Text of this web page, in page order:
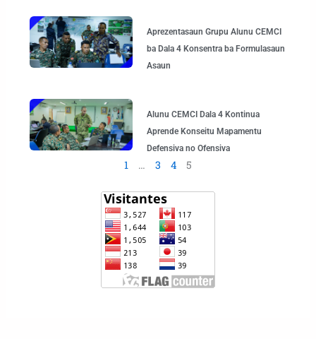
Aprezentasaun Grupu Alunu CEMCI
ba Dala 4 Konsentra ba Formulasaun
Asaun
Alunu CEMCI Dala 4 Kontinua
Aprende Konseitu Mapamentu
Defensiva no Ofensiva
1 … 3 4 5